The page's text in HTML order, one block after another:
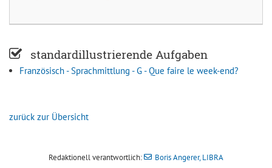
standardillustrierende Aufgaben
Französisch - Sprachmittlung - G - Que faire le week-end?
zurück zur Übersicht
Redaktionell verantwortlich: Boris Angerer, LIBRA